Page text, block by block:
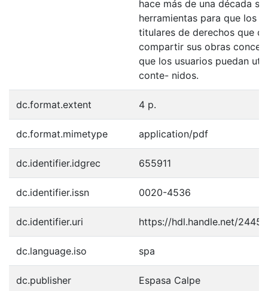
hace más de una década
herramientas para que los
titulares de derechos que
compartir sus obras
que los usuarios puedan
conte- nidos.
dc.format.extent 4 p.
dc.format.mimetype application/pdf
dc.identifier.idgrec 655911
dc.identifier.issn 0020-4536
dc.identifier.uri https://hdl.handle.net/2445/
dc.language.iso spa
dc.publisher Espasa Calpe